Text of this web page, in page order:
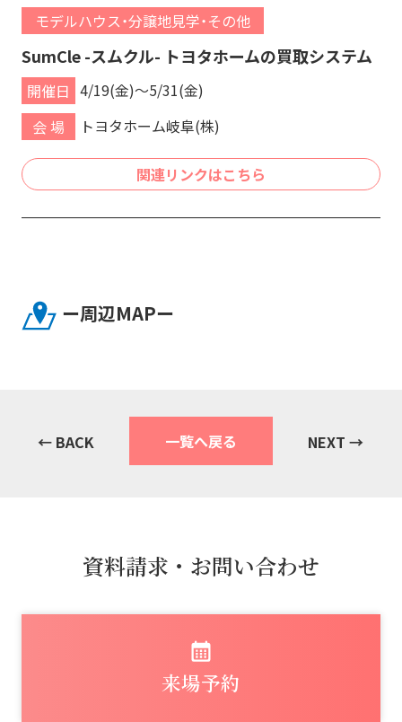
モデルハウス・分譲地見学・その他
SumCle -スムクル- トヨタホームの買取システム
開催日 4/19(金)～5/31(金)
会 場
トヨタホーム岐阜(株)
関連リンクはこちら
ー周辺MAPー
← BACK 一覧へ戻る NEXT →
資料請求・お問い合わせ
来場予約